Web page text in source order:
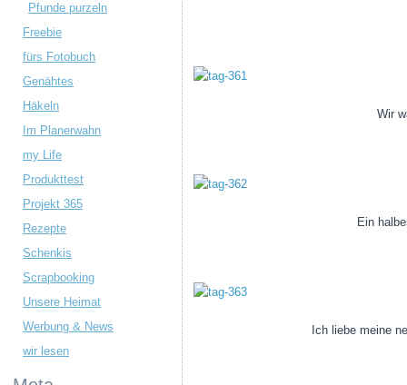
Pfunde purzeln
Freebie
fürs Fotobuch
Genähtes
Häkeln
Im Planerwahn
my Life
Produkttest
Projekt 365
Rezepte
Schenkis
Scrapbooking
Unsere Heimat
Werbung & News
wir lesen
Wir
Ein
Ich liebe meine